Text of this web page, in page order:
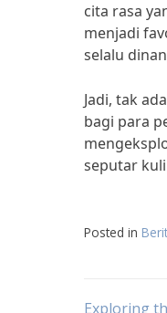
cita rasa
menjadi
selalu
Jadi, tak
bagi para
seputar
Posted in
Exploring